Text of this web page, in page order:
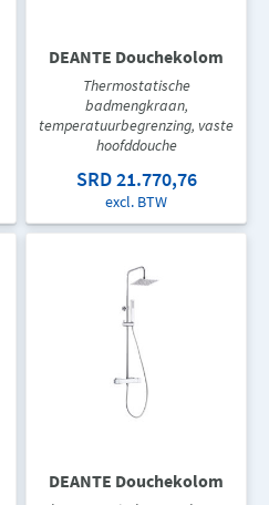
DEANTE Douchekolom
Thermostatische
badmengkraan,
temperatuurbegrenzing, vaste
hoofddouche
SRD 21.770,76
excl. BTW
DEANTE Douchekolom